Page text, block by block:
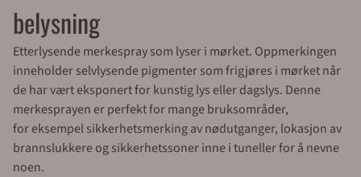
belysning
Etterlysende merkespray som lyser i mørket. Oppmerkingen
inneholder selvlysende pigmenter som frigjøres i mørket når
de har vært eksponert for kunstig lys eller dagslys. Denne
merkesprayen er perfekt for mange bruksområder,
for eksempel sikkerhetsmerking av nødutganger, lokasjon av
brannslukkere og sikkerhetssoner inne i tuneller for å nevne
noen.